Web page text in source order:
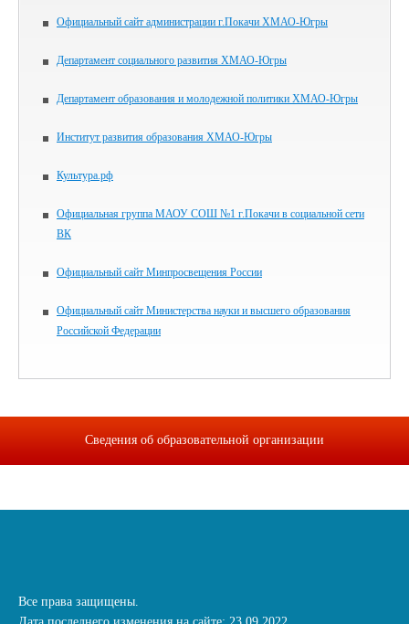
Официальный сайт администрации г.Покачи ХМАО-Югры
Департамент социального развития ХМАО-Югры
Департамент образования и молодежной политики ХМАО-Югры
Институт развития образования ХМАО-Югры
Культура.рф
Официальная группа МАОУ СОШ №1 г.Покачи в социальной сети
ВК
Официальный сайт Минпросвещения России
Официальный сайт Министерства науки и высшего образования
Российской Федерации
Сведения об образовательной организации
Все права защищены.